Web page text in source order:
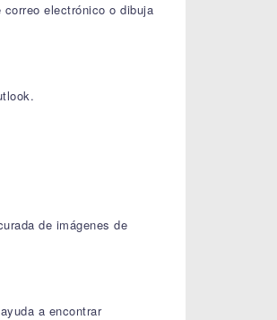
electrónico o dibuja
de imágenes de
a encontrar